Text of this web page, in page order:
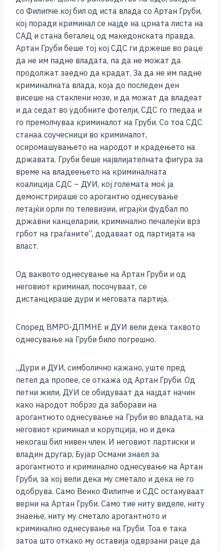
со Филипче кој бил од иста влада со Артан Груби,
кој поради криминал се најде на црната листа на
САД и стана бегалец од македонската правда.
Артан Груби беше тој кој СДС ги држеше во раце
да не им падне владата, па да не можат да
продолжат заедно да крадат. За да не им падне
криминалната влада, која до последен ден
висеше на стаклени нозе, и да можат да владеат
и да седат во удобните фотелји, СДС го гледаа и
го премолчуваа криминалот на Груби. Со тоа СДС
станаа соучесници во криминалот,
осиромашувањето на народот и крадењето на
државата. Груби беше највлијателната фигура за
време на владеењето на криминалната
коалиција СДС – ДУИ, кој големата моќ ја
демонстрираше со арогантно однесување
летајќи орли по телевизии, играјќи фудбал по
државни канцеларии, криминално печалејќи врз
грбот на граѓаните“, додаваат од партијата на
власт.
Од ваквото однесување на Артан Груби и од
неговиот криминал, посочуваат, се
дистанцираше дури и неговата партија.
Според ВМРО-ДПМНЕ и ДУИ вели дека таквото
однесување на Груби било погрешно.
„Дури и ДУИ, симболично кажано, уште пред
петел да пропее, се откажа од Артан Груби. Од
петни жили, ДУИ се обидуваат да најдат начин
како народот побрзо да заборави на
арогантното однесување на Груби во владата, на
неговиот криминал и корупција, но и дека
некогаш бил нивен член. И неговиот партиски и
владин другар, Бујар Османи знаел за
арогантното и криминално однесување на Артан
Груби, за кој вели дека му сметало и дека не го
одобрува. Само Венко Филипче и СДС остануваат
верни на Артан Груби. Само тие ниту виделе, ниту
знаење, ниту му сметало арогантното и
криминално однесување на Груби. Тоа е така
затоа што откако му оставија одврзани раце да